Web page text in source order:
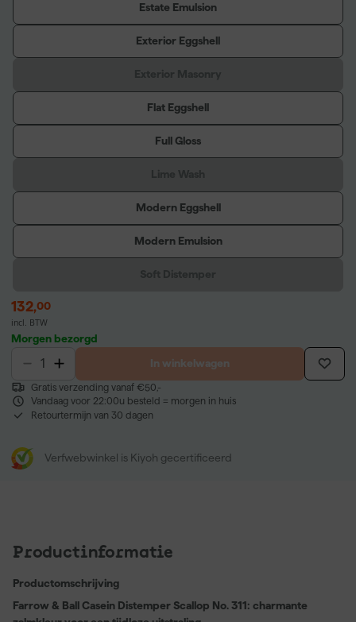
Estate Emulsion
Exterior Eggshell
Flat Eggshell
Full Gloss
Modern Eggshell
Modern Emulsion
132,00
incl. BTW
Morgen bezorgd
In winkelwagen
Gratis verzending vanaf €50,-
Vandaag voor 22:00u besteld = morgen in huis
Retourtermijn van 30 dagen
Verfwebwinkel is Kiyoh gecertificeerd
Productinformatie
Productomschrijving
Farrow & Ball Casein Distemper Scallop No. 311: charmante